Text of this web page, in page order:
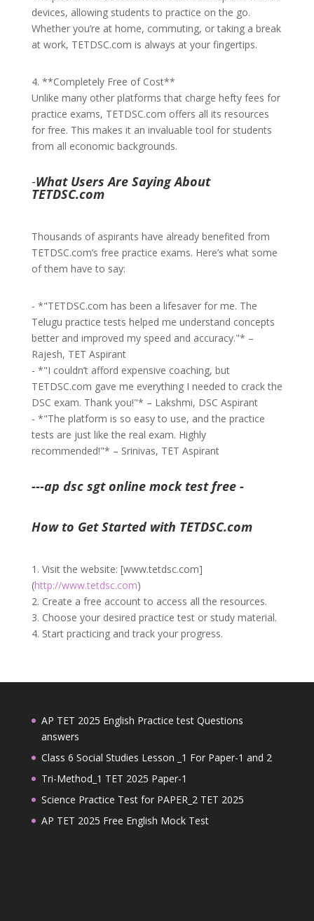
devices, allowing students to practice on the go.
Whether you’re at home, commuting, or taking a break
at work, TETDSC.com is always at your fingertips.
4. **Completely Free of Cost**
Unlike many other platforms that charge hefty fees for
practice exams, TETDSC.com offers all its resources
for free. This makes it an invaluable tool for students
from all economic backgrounds.
-What Users Are Saying About
TETDSC.com
Thousands of aspirants have already benefited from
TETDSC.com’s free practice exams. Here’s what some
of them have to say:
- *"TETDSC.com has been a lifesaver for me. The
Telugu practice tests helped me understand concepts
better and improved my speed and accuracy."* –
Rajesh, TET Aspirant
- *"I couldn’t afford expensive coaching, but
TETDSC.com gave me everything I needed to crack the
DSC exam. Thank you!"* – Lakshmi, DSC Aspirant
- *"The platform is so easy to use, and the practice
tests are just like the real exam. Highly
recommended!"* – Srinivas, TET Aspirant
---ap dsc sgt online mock test free -
How to Get Started with TETDSC.com
1. Visit the website: [www.tetdsc.com]
(http://www.tetdsc.com)
2. Create a free account to access all the resources.
3. Choose your desired practice test or study material.
4. Start practicing and track your progress.
AP TET 2025 English Practice test Questions
answers
Class 6 Social Studies Lesson _1 For Paper-1 and 2
Tri-Method_1 TET 2025 Paper-1
Science Practice Test for PAPER_2 TET 2025
AP TET 2025 Free English Mock Test